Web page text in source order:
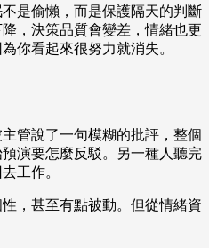
是偷懶，而是保護隔天的判斷
，決策品質會變差，情緒也更
你看起來很努力就消失。
管說了一句模糊的批評，整個
演要怎麼反駁。另一種人聽完
工作。
，甚至有點被動。但從情緒資